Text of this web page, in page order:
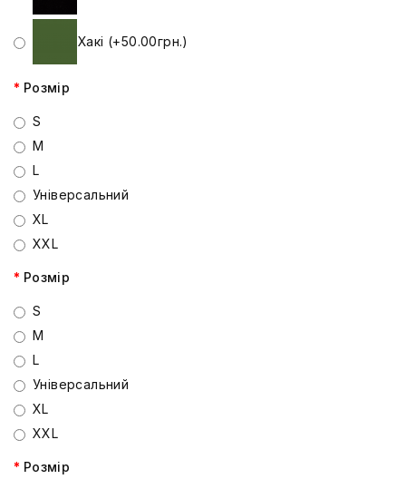
Хакі (+50.00грн.)
Розмір
S
M
L
Універсальний
XL
XXL
Розмір
S
M
L
Універсальний
XL
XXL
Розмір